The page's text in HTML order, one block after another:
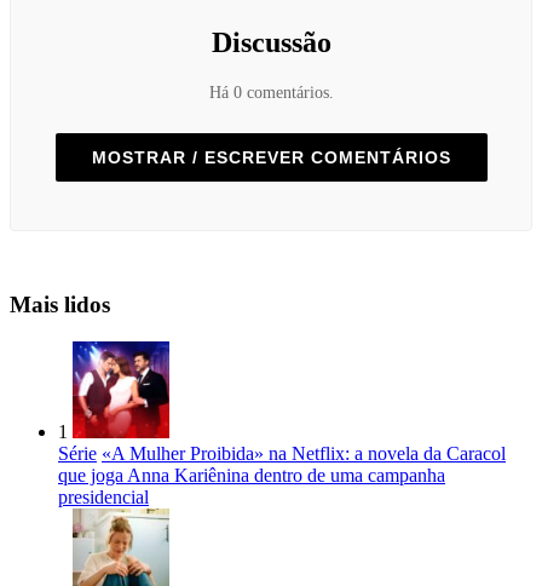
Discussão
Há 0 comentários.
MOSTRAR / ESCREVER COMENTÁRIOS
Mais lidos
1
Série «A Mulher Proibida» na Netflix: a novela da Caracol
que joga Anna Kariênina dentro de uma campanha
presidencial